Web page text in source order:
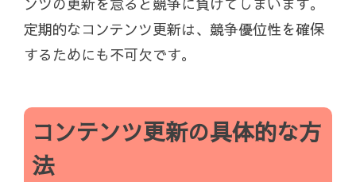
定期的なコンテンツ更新は、競争優位性を確保
するためにも不可欠です。
コンテンツ更新の具体的な方
法